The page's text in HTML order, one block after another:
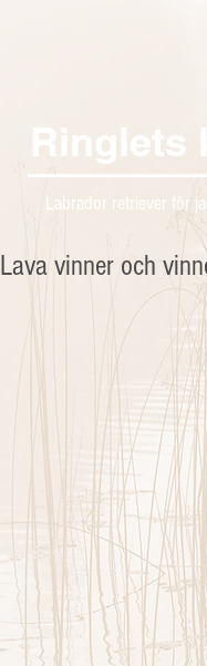
Ringlets
Labrador retriever för
Lava vinner och